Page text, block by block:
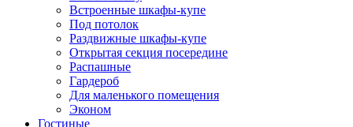
Встроенные шкафы-купе
Под потолок
Раздвижные шкафы-купе
Открытая секция посередине
Распашные
Гардероб
Для маленького помещения
Эконом
Гостиные